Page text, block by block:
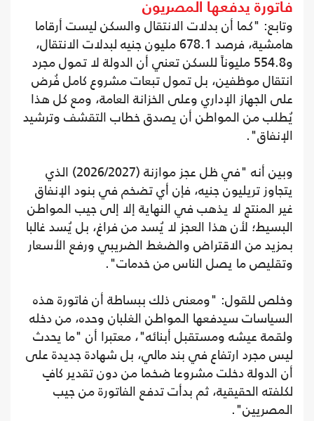
فاتورة يدفعها المصريون
وتابع: "كما أن بدلات الانتقال والسكن ليست أرقاما
هامشية، فرصد 678.1 مليون جنيه لبدلات الانتقال،
و554.8 مليوناً للسكن تعني أن الدولة لا تمول مجرد
انتقال موظفين، بل تمول تبعات مشروع كامل فُرض
على الجهاز الإداري وعلى الخزانة العامة، ومع كل هذا
يُطلب من المواطن أن يصدق خطاب التقشف وترشيد
الإنفاق".
وبين أنه "في ظل عجز موازنة (2026/2027) الذي
يتجاوز تريليون جنيه، فإن أي تضخم في بنود الإنفاق
غير المنتج لا يذهب في النهاية إلا إلى جيب المواطن
البسيط؛ لأن هذا العجز لا يُسد من فراغ، بل يُسد غالبا
بمزيد من الاقتراض والضغط الضريبي ورفع الأسعار
وتقليص ما يصل الناس من خدمات".
وخلص للقول: "ومعنى ذلك ببساطة أن فاتورة هذه
السياسات سيدفعها المواطن الغلبان وحده، من دخله
ولقمة عيشه ومستقبل أبنائه"، معتبرا أن "ما يحدث
ليس مجرد ارتفاع في بند مالي، بل شهادة جديدة على
أن الدولة دخلت مشروعا ضخما من دون تقدير كافٍ
لكلفته الحقيقية، ثم بدأت تدفع الفاتورة من جيب
المصريين".